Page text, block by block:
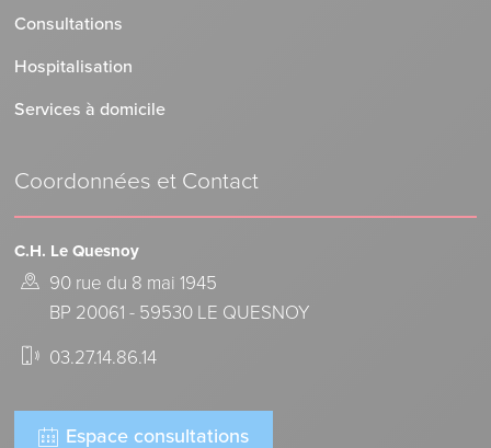
Consultations
Hospitalisation
Services à domicile
Coordonnées et Contact
C.H. Le Quesnoy
90 rue du 8 mai 1945
BP 20061 - 59530 LE QUESNOY
03.27.14.86.14
Espace consultations